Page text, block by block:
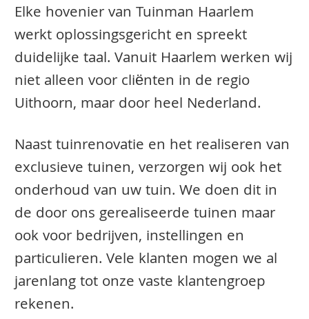
Elke hovenier van Tuinman Haarlem
werkt oplossingsgericht en spreekt
duidelijke taal. Vanuit Haarlem werken wij
niet alleen voor cliënten in de regio
Uithoorn, maar door heel Nederland.
Naast tuinrenovatie en het realiseren van
exclusieve tuinen, verzorgen wij ook het
onderhoud van uw tuin. We doen dit in
de door ons gerealiseerde tuinen maar
ook voor bedrijven, instellingen en
particulieren. Vele klanten mogen we al
jarenlang tot onze vaste klantengroep
rekenen.